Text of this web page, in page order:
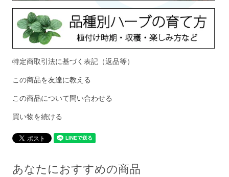
特定商取引法に基づく表記（返品等）
この商品を友達に教える
この商品について問い合わせる
買い物を続ける
あなたにおすすめの商品